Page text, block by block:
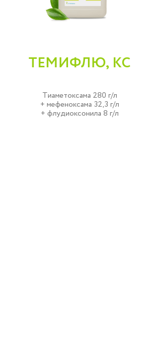
ТЕМИФЛЮ, КС
Тиаметоксама 280 г/л
+ мефеноксама 32,3 г/л
+ флудиоксонила 8 г/л